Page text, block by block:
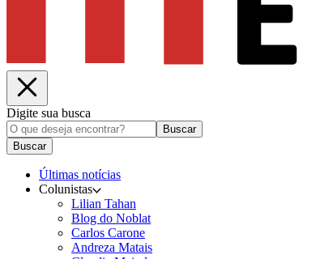
Digite sua busca
Buscar
Buscar
Últimas notícias
Colunistas
Lilian Tahan
Blog do Noblat
Carlos Carone
Andreza Matais